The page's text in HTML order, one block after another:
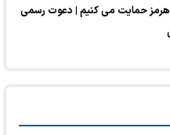
هرمز حمایت می کنیم | دعوت رسمی